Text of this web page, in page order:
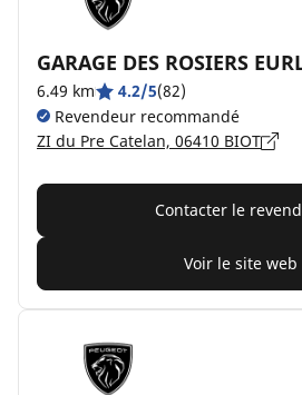
GARAGE DES ROSIERS
6.49 km 4.2/5(82)
Revendeur recommandé
ZI du Pre Catelan, 06410 BIOT
Contacter le
Voir le site web